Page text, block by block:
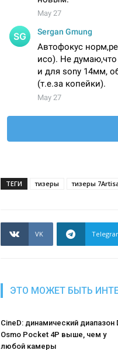
ТЕГИ тизеры тизеры
VK
ЭТО МОЖЕТ БЫТЬ
CineD: динамический диапазон
Osmo Pocket 4P выше, чем у
любой камеры